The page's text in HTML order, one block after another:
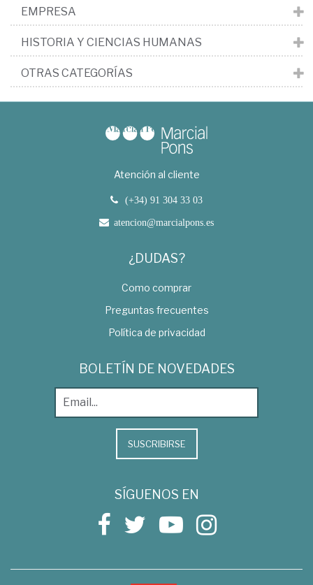
EMPRESA
HISTORIA Y CIENCIAS HUMANAS
OTRAS CATEGORÍAS
Atención al cliente
(+34) 91 304 33 03
atencion@marcialpons.es
¿DUDAS?
Como comprar
Preguntas frecuentes
Política de privacidad
BOLETÍN DE NOVEDADES
SUSCRIBIRSE
SÍGUENOS EN